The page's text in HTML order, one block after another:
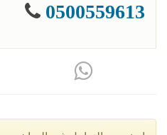
0500559613